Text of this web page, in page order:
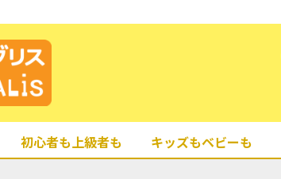
初心者も上級者も キッズもベビーも